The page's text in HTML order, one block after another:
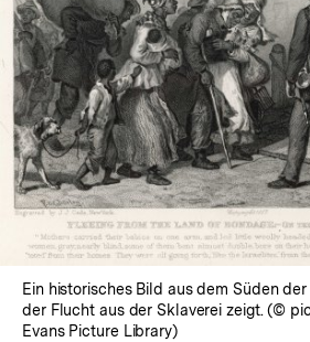
Ein historisches Bild aus dem Süden
der Flucht aus der Sklaverei zeigt. (©
Evans Picture Library)